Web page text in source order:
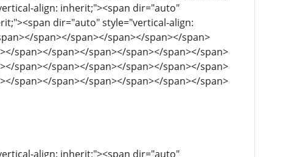
align: inherit;"><span dir="auto"
dir="auto" style="vertical-align:
span></span></span></span></span>
span></span></span></span></span></span>
span></span></span></span></span></span>
span></span></span></span></span></span>
align: inherit;"><span dir="auto"